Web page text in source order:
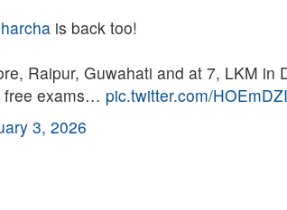
is back too!
Raipur, Guwahati and at 7, LKM in
free exams… pic.twitter.com/
3, 2026